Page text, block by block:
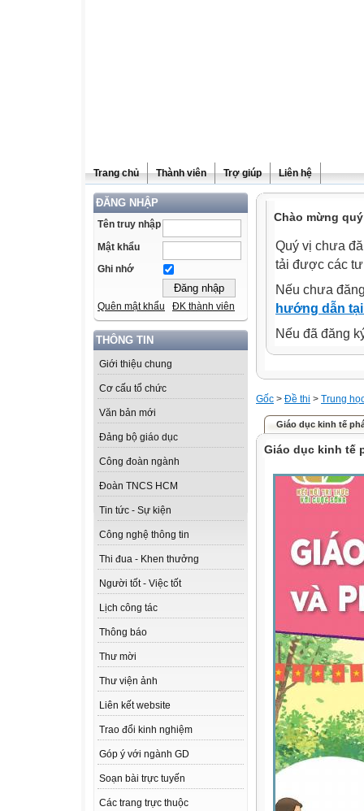
Trang chủ Thành viên Trợ giúp Liên hệ
ĐĂNG NHẬP
Tên truy nhập
Mật khẩu
Ghi nhớ
Quên mật khẩu ĐK thành viên
THÔNG TIN
Giới thiệu chung
Cơ cấu tổ chức
Văn bản mới
Đảng bộ giáo dục
Công đoàn ngành
Đoàn TNCS HCM
Tin tức - Sự kiện
Công nghệ thông tin
Thi đua - Khen thưởng
Người tốt - Việc tốt
Lịch công tác
Thông báo
Thư mời
Thư viện ảnh
Liên kết website
Trao đổi kinh nghiệm
Góp ý với ngành GD
Soạn bài trực tuyến
Các trang trực thuộc
Chào mừng
Quý vị chưa
tải được các
Nếu chưa
hướng dẫn
Nếu đã đăng
Gốc > Đề thi > Trung
Giáo dục kinh tế
Giáo dục kinh tế